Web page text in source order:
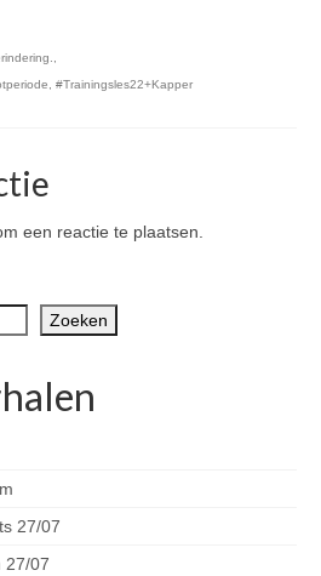
#Trainingsles22+Kapper
een reactie te plaatsen.
Zoeken
27/07
27/07